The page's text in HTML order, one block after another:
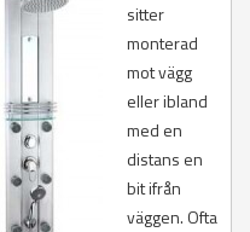
sitter
monterad
mot vägg
eller ibland
med en
distans en
bit ifrån
väggen. Ofta